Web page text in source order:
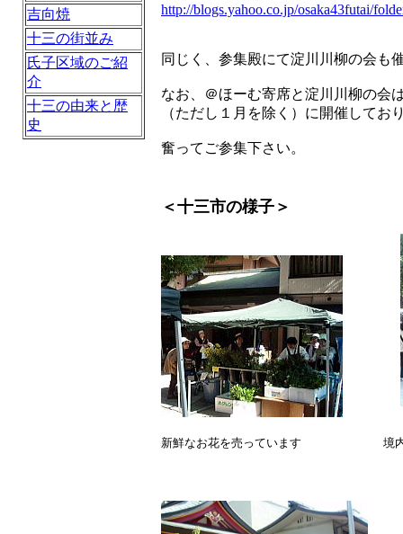
吉向焼
十三の街並み
氏子区域のご紹
介
十三の由来と歴
史
http://blogs.yahoo.co.jp/osaka43futai/
同じく、参集殿にて淀川川柳の会も
なお、＠ほーむ寄席と淀川川柳の会
（ただし１月を除く）に開催してお
奮ってご参集下さい。
＜十三市の様子＞
新鮮なお花を売っています 境内に